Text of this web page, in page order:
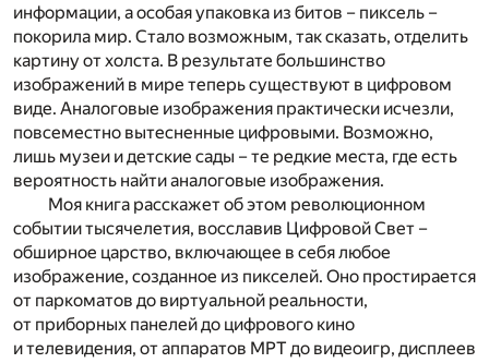
информации, а особая упаковка из битов – пиксель –
покорила мир. Стало возможным, так сказать, отделить
картину от холста. В результате большинство
изображений в мире теперь существуют в цифровом
виде. Аналоговые изображения практически исчезли,
повсеместно вытесненные цифровыми. Возможно,
лишь музеи и детские сады – те редкие места, где есть
вероятность найти аналоговые изображения.
Моя книга расскажет об этом революционном
событии тысячелетия, восславив Цифровой Свет –
обширное царство, включающее в себя любое
изображение, созданное из пикселей. Оно простирается
от паркоматов до виртуальной реальности,
от приборных панелей до цифрового кино
и телевидения, от аппаратов МРТ до видеоигр, дисплеев